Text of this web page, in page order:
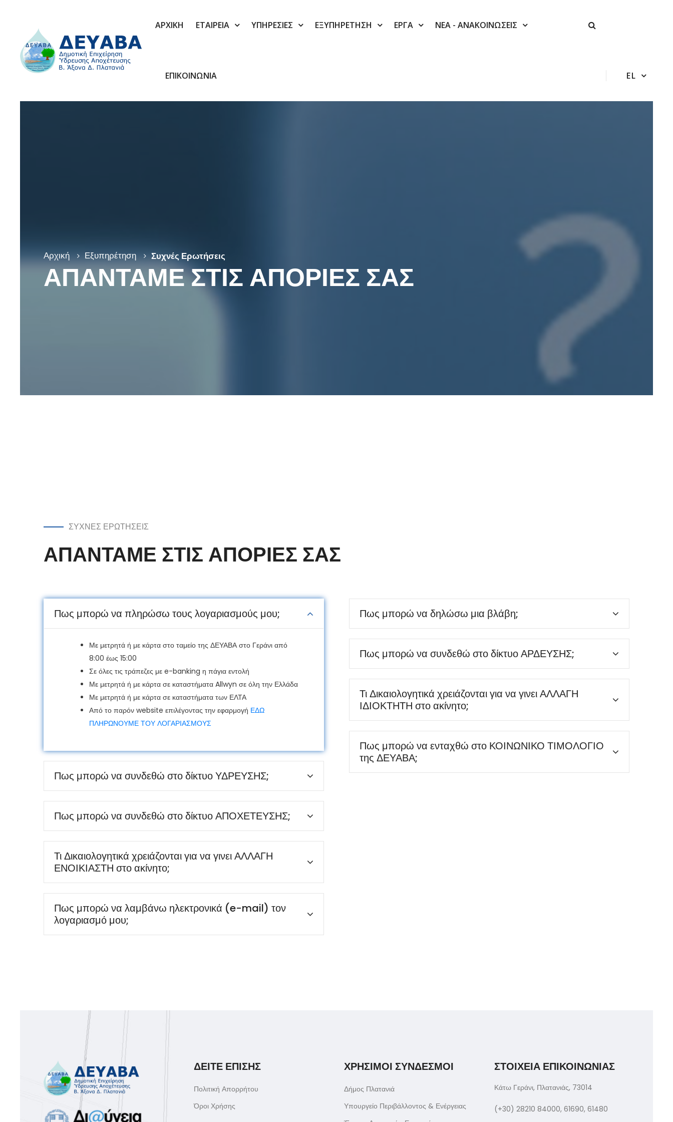
ΑΡΧΙΚΗ ΕΤΑΙΡΕΙΑ ΥΠΗΡΕΣΙΕΣ ΕΞΥΠΗΡΕΤΗΣΗ ΕΡΓΑ ΝΕΑ - ΑΝΑΚΟΙΝΩΣΕΙΣ
ΕΠΙΚΟΙΝΩΝΙΑ EL
Αρχική Εξυπηρέτηση Συχνές Ερωτήσεις
ΑΠΑΝΤΑΜΕ ΣΤΙΣ ΑΠΟΡΙΕΣ ΣΑΣ
ΣΥΧΝΕΣ ΕΡΩΤΗΣΕΙΣ
ΑΠΑΝΤΑΜΕ ΣΤΙΣ ΑΠΟΡΙΕΣ ΣΑΣ
Πως μπορώ να πληρώσω τους λογαριασμούς μου;
Με μετρητά ή με κάρτα στο ταμείο της ΔΕΥΑΒΑ στο Γεράνι από
8:00 έως 15:00
Σε όλες τις τράπεζες με e-banking η πάγια εντολή
Με μετρητά ή με κάρτα σε καταστήματα Allwyn σε όλη την Ελλάδα
Με μετρητά ή με κάρτα σε καταστήματα των ΕΛΤΑ
Από το παρόν website επιλέγοντας την εφαρμογή ΕΔΩ
ΠΛΗΡΩΝΟΥΜΕ ΤΟΥ ΛΟΓΑΡΙΑΣΜΟΥΣ
Πως μπορώ να συνδεθώ στο δίκτυο ΥΔΡΕΥΣΗΣ;
Πως μπορώ να συνδεθώ στο δίκτυο ΑΠΟΧΕΤΕΥΣΗΣ;
Τι Δικαιολογητικά χρειάζονται για να γινει ΑΛΛΑΓΗ
ΕΝΟΙΚΙΑΣΤΗ στο ακίνητο;
Πως μπορώ να λαμβάνω ηλεκτρονικά (e-mail) τον
λογαριασμό μου;
Πως μπορώ να δηλώσω μια βλάβη;
Πως μπορώ να συνδεθώ στο δίκτυο ΑΡΔΕΥΣΗΣ;
Τι Δικαιολογητικά χρειάζονται για να γινει ΑΛΛΑΓΗ
ΙΔΙΟΚΤΗΤΗ στο ακίνητο;
Πως μπορώ να ενταχθώ στο ΚΟΙΝΩΝΙΚΟ ΤΙΜΟΛΟΓΙΟ
της ΔΕΥΑΒΑ;
ΔΕΙΤΕ ΕΠΙΣΗΣ
Πολιτική Απορρήτου
Όροι Χρήσης
ΧΡΗΣΙΜΟΙ ΣΥΝΔΕΣΜΟΙ
Δήμος Πλατανιά
Υπουργείο Περιβάλλοντος & Ενέργειας
ΣΤΟΙΧΕΙΑ ΕΠΙΚΟΙΝΩΝΙΑΣ
Κάτω Γεράνι, Πλατανιάς, 73014
(+30) 28210 84000, 61690, 61480